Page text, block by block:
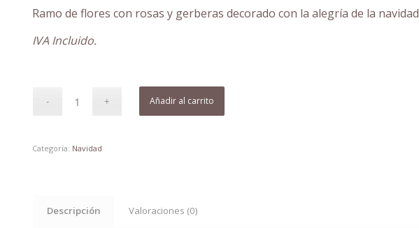
Ramo de flores con rosas y gerberas decorado con la alegría de la navidad
IVA Incluido.
Añadir al carrito
Categoría: Navidad
Descripción Valoraciones (0)